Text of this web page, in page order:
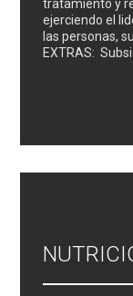
tratamiento y
ejerciendo el
las personas,
EXTRAS: